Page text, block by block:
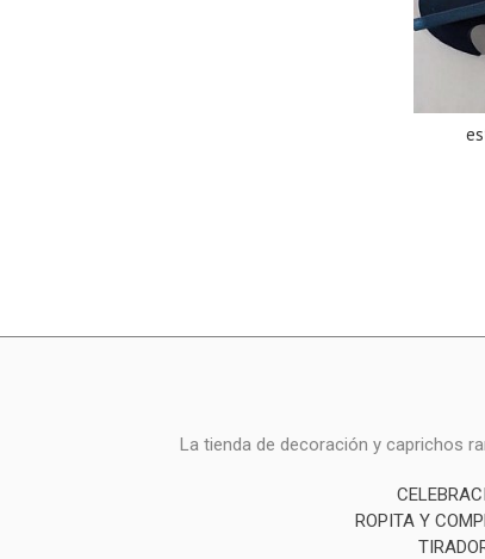
La tienda de decoración y caprichos
ROPITA Y